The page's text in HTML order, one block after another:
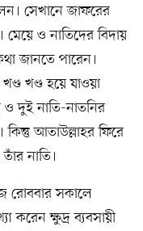
সেখানে জাফরের
ও নাতিদের বিদায়
জানতে পারেন।
খণ্ড হয়ে যাওয়া
দুই নাতি-নাতনির
আতাউল্লাহর ফিরে
নাতি।
রোববার সকালে
করেন ক্ষুদ্র ব্যবসায়ী